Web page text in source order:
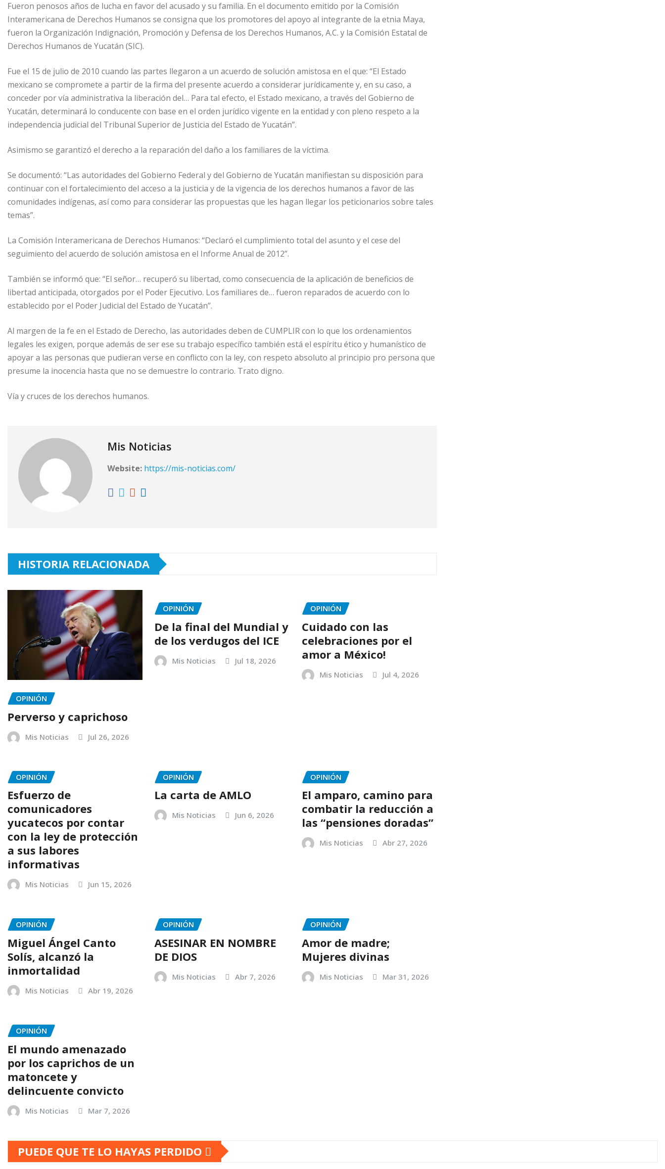
Fueron penosos años de lucha en favor del acusado y su familia. En el documento emitido por la Comisión
Interamericana de Derechos Humanos se consigna que los promotores del apoyo al integrante de la etnia Maya,
fueron la Organización Indignación, Promoción y Defensa de los Derechos Humanos, A.C. y la Comisión Estatal de
Derechos Humanos de Yucatán (SIC).
Fue el 15 de julio de 2010 cuando las partes llegaron a un acuerdo de solución amistosa en el que: “El Estado
mexicano se compromete a partir de la firma del presente acuerdo a considerar jurídicamente y, en su caso, a
conceder por vía administrativa la liberación del… Para tal efecto, el Estado mexicano, a través del Gobierno de
Yucatán, determinará lo conducente con base en el orden jurídico vigente en la entidad y con pleno respeto a la
independencia judicial del Tribunal Superior de Justicia del Estado de Yucatán”.
Asimismo se garantizó el derecho a la reparación del daño a los familiares de la víctima.
Se documentó: “Las autoridades del Gobierno Federal y del Gobierno de Yucatán manifiestan su disposición para
continuar con el fortalecimiento del acceso a la justicia y de la vigencia de los derechos humanos a favor de las
comunidades indígenas, así como para considerar las propuestas que les hagan llegar los peticionarios sobre tales
temas”.
La Comisión Interamericana de Derechos Humanos: “Declaró el cumplimiento total del asunto y el cese del
seguimiento del acuerdo de solución amistosa en el Informe Anual de 2012”.
También se informó que: “El señor… recuperó su libertad, como consecuencia de la aplicación de beneficios de
libertad anticipada, otorgados por el Poder Ejecutivo. Los familiares de… fueron reparados de acuerdo con lo
establecido por el Poder Judicial del Estado de Yucatán”.
Al margen de la fe en el Estado de Derecho, las autoridades deben de CUMPLIR con lo que los ordenamientos
legales les exigen, porque además de ser ese su trabajo específico también está el espíritu ético y humanístico de
apoyar a las personas que pudieran verse en conflicto con la ley, con respeto absoluto al principio pro persona que
presume la inocencia hasta que no se demuestre lo contrario. Trato digno.
Vía y cruces de los derechos humanos.
Mis Noticias
Website: https://mis-noticias.com/
HISTORIA RELACIONADA
OPINIÓN
Perverso y caprichoso
Mis Noticias Jul 26, 2026
OPINIÓN
De la final del Mundial y
de los verdugos del ICE
Mis Noticias Jul 18, 2026
OPINIÓN
Cuidado con las
celebraciones por el
amor a México!
Mis Noticias Jul 4, 2026
OPINIÓN
Esfuerzo de
comunicadores
yucatecos por contar
con la ley de protección
a sus labores
informativas
Mis Noticias Jun 15, 2026
OPINIÓN
La carta de AMLO
Mis Noticias Jun 6, 2026
OPINIÓN
El amparo, camino para
combatir la reducción a
las “pensiones doradas”
Mis Noticias Abr 27, 2026
OPINIÓN
Miguel Ángel Canto
Solís, alcanzó la
inmortalidad
Mis Noticias Abr 19, 2026
OPINIÓN
ASESINAR EN NOMBRE
DE DIOS
Mis Noticias Abr 7, 2026
OPINIÓN
Amor de madre;
Mujeres divinas
Mis Noticias Mar 31, 2026
OPINIÓN
El mundo amenazado
por los caprichos de un
matoncete y
delincuente convicto
Mis Noticias Mar 7, 2026
PUEDE QUE TE LO HAYAS PERDIDO